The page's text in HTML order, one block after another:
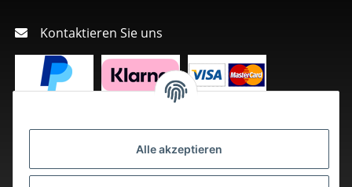
Alle akzeptieren
Kontaktieren Sie uns